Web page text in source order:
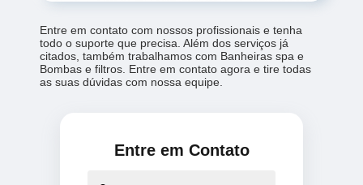
Entre em contato com nossos profissionais e tenha
todo o suporte que precisa. Além dos serviços já
citados, também trabalhamos com Banheiras spa e
Bombas e filtros. Entre em contato agora e tire todas
as suas dúvidas com nossa equipe.
Entre em Contato